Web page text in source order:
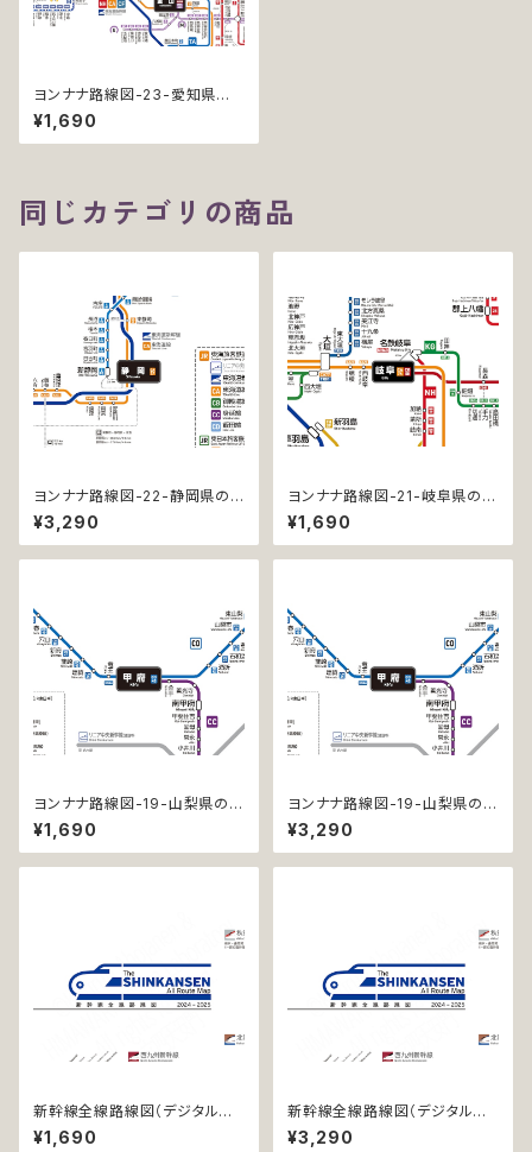
ヨンナナ路線図-23-愛知県の
鉄道 (Aichi / デジタル / LT)
¥1,690
同じカテゴリの商品
ヨンナナ路線図-22-静岡県の
鉄道 (Shizuoka / デジタル / L
T-NC)
¥3,290
ヨンナナ路線図-21-岐阜県の鉄
道 (Gifu / デジタル / LT)
¥1,690
ヨンナナ路線図-19-山梨県の鉄
道 (Yamanashi / デジタル / L
T)
¥1,690
ヨンナナ路線図-19-山梨県の鉄
道 (Yamanashi / デジタル / L
T-NC)
¥3,290
新幹線全線路線図（デジタル版
／LT）
¥1,690
新幹線全線路線図（デジタル版
／LT-NC）
¥3,290